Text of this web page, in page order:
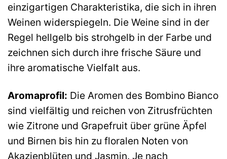
einzigartigen Charakteristika, die sich in ihren
Weinen widerspiegeln. Die Weine sind in der
Regel hellgelb bis strohgelb in der Farbe und
zeichnen sich durch ihre frische Säure und
ihre aromatische Vielfalt aus.
Aromaprofil: Die Aromen des Bombino Bianco
sind vielfältig und reichen von Zitrusfrüchten
wie Zitrone und Grapefruit über grüne Äpfel
und Birnen bis hin zu floralen Noten von
Akazienblüten und Jasmin. Je nach